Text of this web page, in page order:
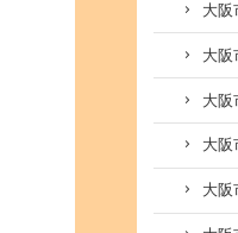
大阪
大阪
大阪
大阪
大阪